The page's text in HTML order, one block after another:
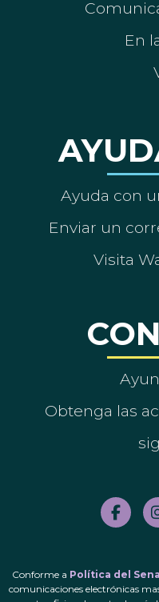
En
Ayuda con
Enviar un
Visita
Obtenga las
Conforme a Política del
comunicaciones electrónicas